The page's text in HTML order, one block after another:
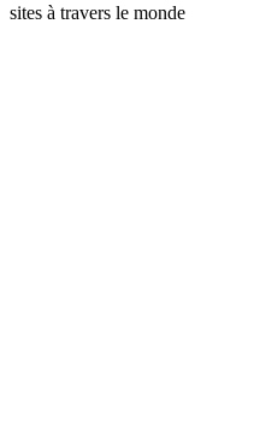
sites à travers le monde